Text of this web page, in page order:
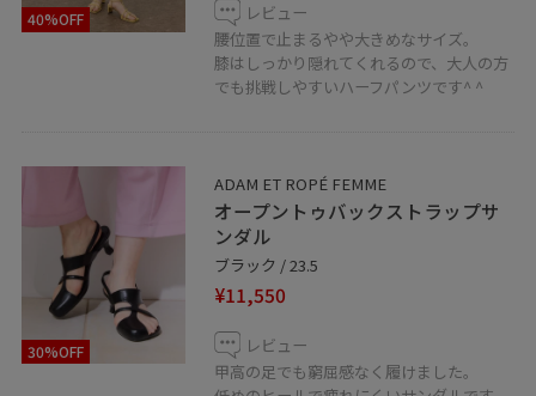
☎︎092-235-7177
10:00〜20:30
40%OFF
レビュー
腰位置で止まるやや大きめなサイズ。
膝はしっかり隠れてくれるので、大人の方
でも挑戦しやすいハーフパンツです^ ^
30%OFF
ADAM ET ROPÉ FEMME
オープントゥバックストラップサ
ンダル
ブラック / 23.5
¥11,550
レビュー
甲高の足でも窮屈感なく履けました。